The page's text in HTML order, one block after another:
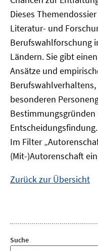
Dieses
Literatur- und
Berufswahlforschung
Ländern. Sie gibt
Ansätze und
besonderen
Entscheidungsfindung.
Im Filter
(Mit-)Autorenschaft
Zurück zur Übersicht
Suche